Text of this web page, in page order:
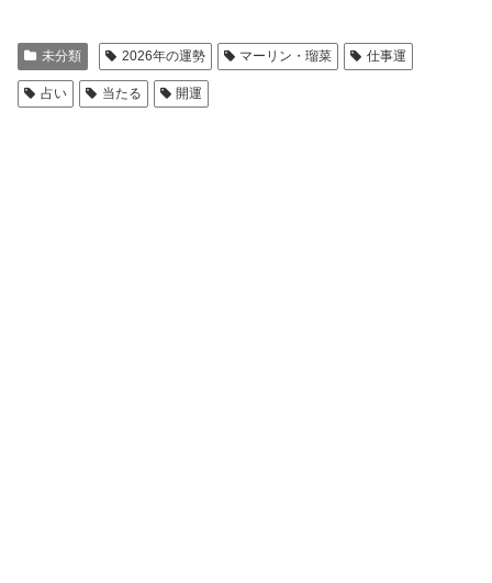
未分類 2026年の運勢 マーリン・瑠菜 仕事運
占い 当たる 開運